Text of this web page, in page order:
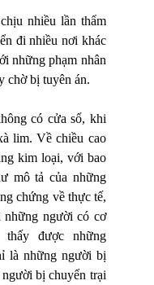
nhiều lần thẩm
đi nhiều nơi khác
i những phạm nhân
chờ bị tuyên án.
có cửa sổ, khi
lim. Về chiều cao
kim loại, với bao
mô tả của những
chứng về thực tế,
những người có cơ
thấy được những
là những người bị
bị chuyển trại